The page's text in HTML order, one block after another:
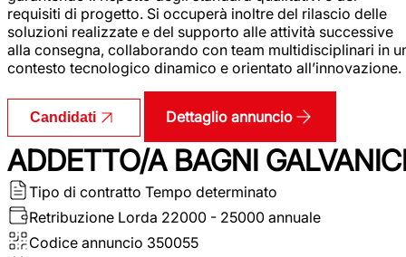
requisiti di progetto. Si occuperà inoltre del rilascio delle
soluzioni realizzate e del supporto alle attività successive
alla consegna, collaborando con team multidisciplinari in
contesto tecnologico dinamico e orientato all’innovazione.
Candidati Dettaglio annuncio
ADDETTO/A BAGNI
Tipo di contratto Tempo determinato
Retribuzione Lorda 22000 - 25000 annuale
Codice annuncio 350055